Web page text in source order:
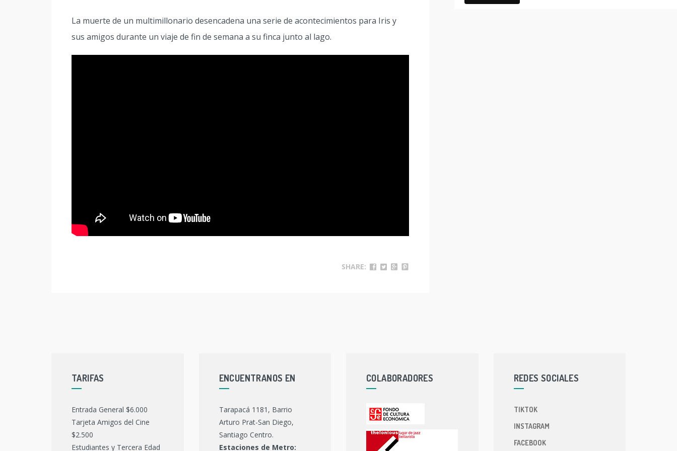
La muerte de un multimillonario desencadena una serie de acontecimientos para Iris y
sus amigos durante un viaje de fin de semana a su finca junto al lago.
SHARE:
TARIFAS
Entrada General $6.000
Tarjeta Amigos del Cine
$2.500
Estudiantes y Tercera Edad
ENCUENTRANOS EN
Tarapacá 1181, Barrio
Arturo Prat-San Diego,
Santiago Centro.
Estaciones de Metro:
COLABORADORES REDES SOCIALES
TIKTOK
INSTAGRAM
FACEBOOK